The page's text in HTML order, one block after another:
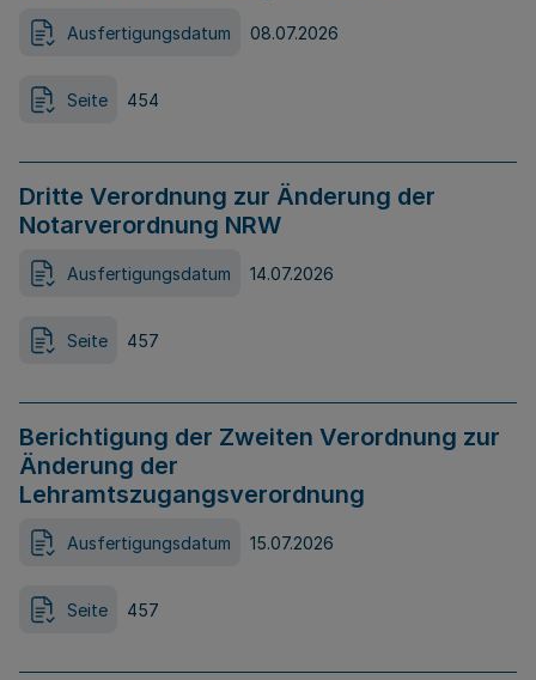
Ausfertigungsdatum 08.07.2026
Seite 454
Dritte Verordnung zur Änderung der
Notarverordnung NRW
Ausfertigungsdatum 14.07.2026
Seite 457
Berichtigung der Zweiten Verordnung zur
Änderung der
Lehramtszugangsverordnung
Ausfertigungsdatum 15.07.2026
Seite 457